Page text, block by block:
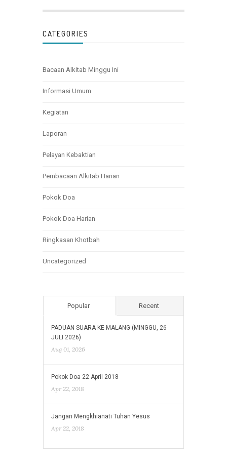
CATEGORIES
Bacaan Alkitab Minggu Ini
Informasi Umum
Kegiatan
Laporan
Pelayan Kebaktian
Pembacaan Alkitab Harian
Pokok Doa
Pokok Doa Harian
Ringkasan Khotbah
Uncategorized
Popular Recent
PADUAN SUARA KE MALANG (MINGGU, 26
JULI 2026)
Aug 01, 2026
Pokok Doa 22 April 2018
Apr 22, 2018
Jangan Mengkhianati Tuhan Yesus
Apr 22, 2018